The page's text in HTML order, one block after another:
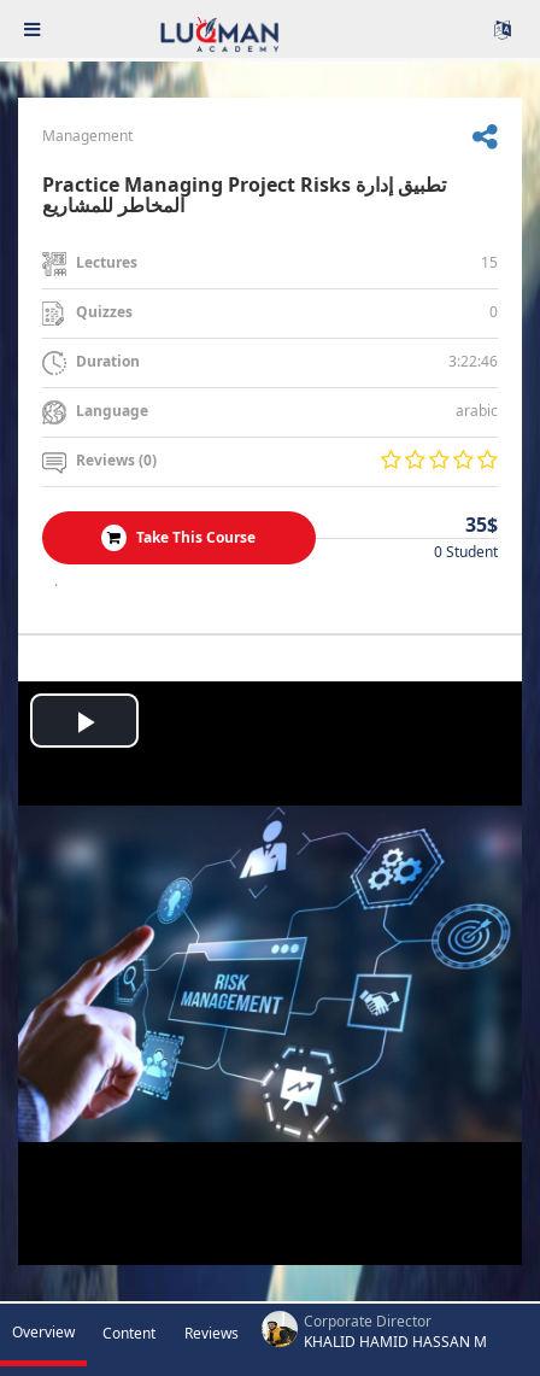
Management
Practice Managing Project Risks تطبيق إدارة
المخاطر للمشاريع
Lectures 15
Quizzes 0
Duration 3:22:46
Language arabic
Reviews (0)
Take This Course 35$
0 Student
.
Play
Video
Overview Content Reviews
Corporate Director
KHALID HAMID HASSAN M